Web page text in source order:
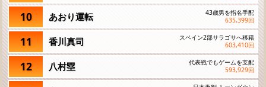
10 あおり運転
43歳男を指名手配
635,399回
11 香川真司
スペイン2部サラゴサへ移籍
603,410回
12 八村塁
代表戦でもゲームを支配
593,929回